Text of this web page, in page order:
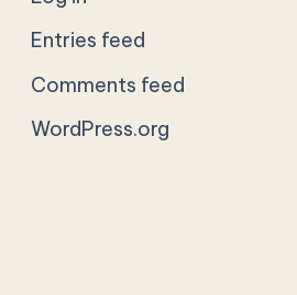
Entries feed
Comments feed
WordPress.org